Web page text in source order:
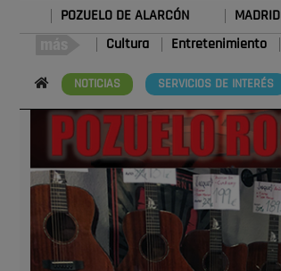
POZUELO DE ALARCÓN MADRID
Cultura Entretenimiento
NOTICIAS SERVICIOS DE INTERÉS